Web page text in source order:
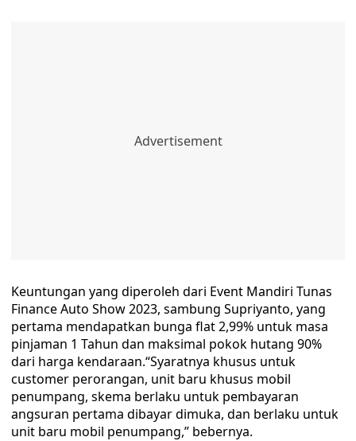
Keuntungan yang diperoleh dari Event Mandiri Tunas
Finance Auto Show 2023, sambung Supriyanto, yang
pertama mendapatkan bunga flat 2,99% untuk masa
pinjaman 1 Tahun dan maksimal pokok hutang 90%
dari harga kendaraan.“Syaratnya khusus untuk
customer perorangan, unit baru khusus mobil
penumpang, skema berlaku untuk pembayaran
angsuran pertama dibayar dimuka, dan berlaku untuk
unit baru mobil penumpang,” bebernya.